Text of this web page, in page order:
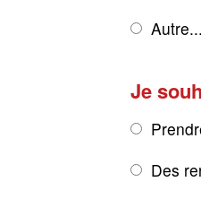
Autre...
Je
Des